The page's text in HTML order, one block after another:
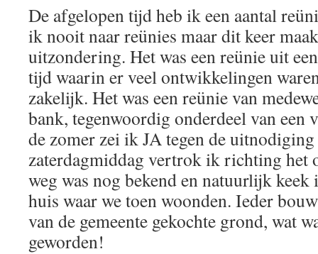
De afgelopen tijd heb ik een aantal
ik nooit naar reünies maar dit keer
uitzondering. Het was een reünie uit
tijd waarin er veel ontwikkelingen
zakelijk. Het was een reünie van
bank, tegenwoordig onderdeel van een
de zomer zei ik JA tegen de
zaterdagmiddag vertrok ik richting het
weg was nog bekend en natuurlijk
huis waar we toen woonden. Ieder
van de gemeente gekochte grond, wat
geworden!